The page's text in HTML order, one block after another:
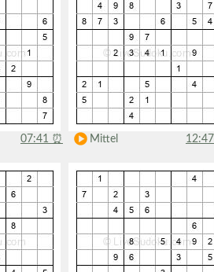
07:41 ⏰ Mittel 12:47